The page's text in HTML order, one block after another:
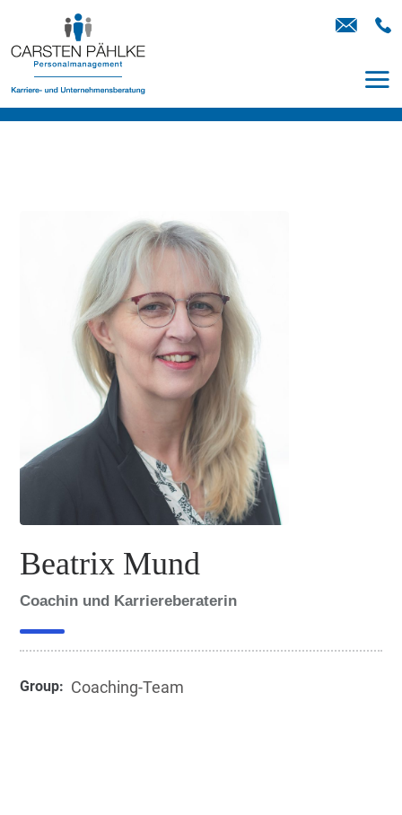
Beatrix Mund
Coachin und Karriereberaterin
Group: Coaching-Team